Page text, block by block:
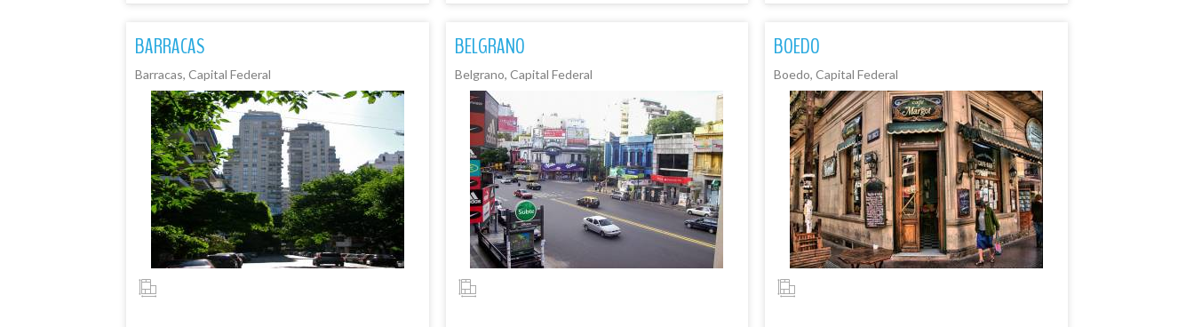
BARRACAS
Barracas, Capital Federal
BELGRANO
Belgrano, Capital Federal
BOEDO
Boedo, Capital Federal